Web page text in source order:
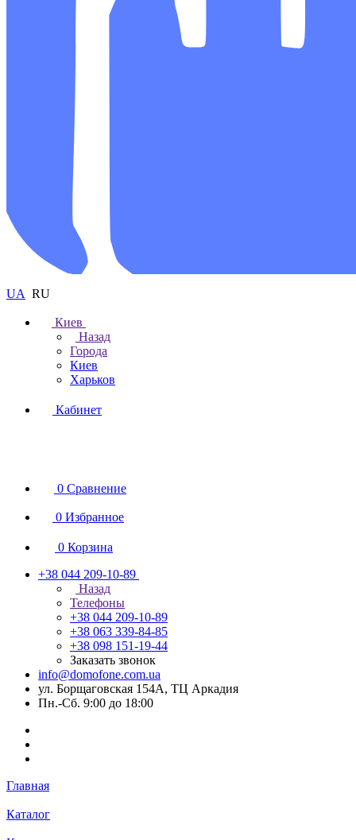
UA RU
Киев
Назад
Города
Киев
Харьков
Кабинет
0 Сравнение
0 Избранное
0 Корзина
+38 044 209-10-89
Назад
Телефоны
+38 044 209-10-89
+38 063 339-84-85
+38 098 151-19-44
Заказать звонок
info@domofone.com.ua
ул. Борщаговская 154А, ТЦ Аркадия
Пн.-Сб. 9:00 до 18:00
Главная
Каталог